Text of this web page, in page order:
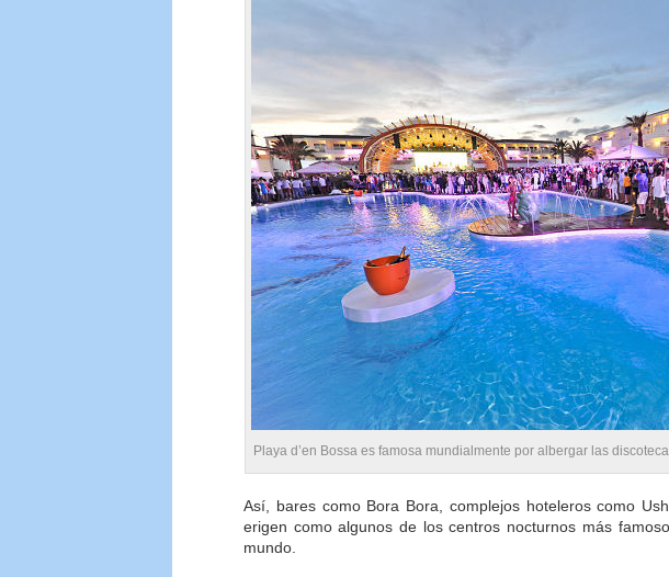
Playa d’en Bossa es famosa mundialmente por albergar las
Así, bares como Bora Bora, complejos hoteleros como
erigen como algunos de los centros nocturnos más
mundo.